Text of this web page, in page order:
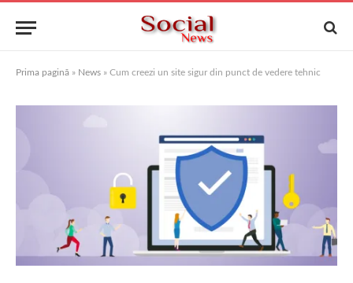
Prima pagină » News » Cum creezi un site sigur din punct de vedere tehnic